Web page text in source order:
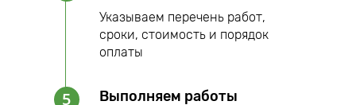
Указываем перечень работ,
сроки, стоимость и порядок
оплаты
5 Выполняем работы